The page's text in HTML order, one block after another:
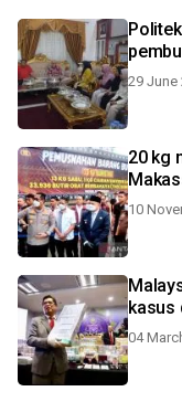
29 June
20 kg
10
Malaysia
kasus
04